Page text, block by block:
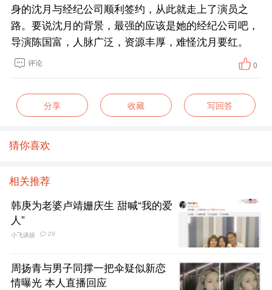
身的沈月与经纪公司顺利签约，从此就走上了演员之
路。要说沈月的背景，最强的应该是她的经纪公司吧，
导演陈国富，人脉广泛，资源丰厚，难怪沈月要红。
评论 0
分享 收藏 写回答
猜你喜欢
相关推荐
韩庚为老婆卢靖姗庆生 甜喊“我的爱
人”
小飞谈娱 29
周扬青与男子同撑一把伞疑似新恋
情曝光 本人直播回应